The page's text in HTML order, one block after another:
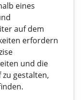
eines
auf dem
erfordern
und die
gestalten,